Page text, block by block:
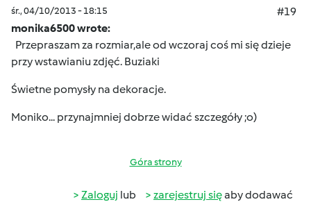
śr., 04/10/2013 - 18:15
#19
monika6500 wrote:
Przepraszam za rozmiar,ale od wczoraj coś mi się dzieje
przy wstawianiu zdjęć. Buziaki
Świetne pomysły na dekoracje.
Moniko... przynajmniej dobrze widać szczegóły ;o)
Góra strony
Zaloguj lub zarejestruj sięaby dodawać